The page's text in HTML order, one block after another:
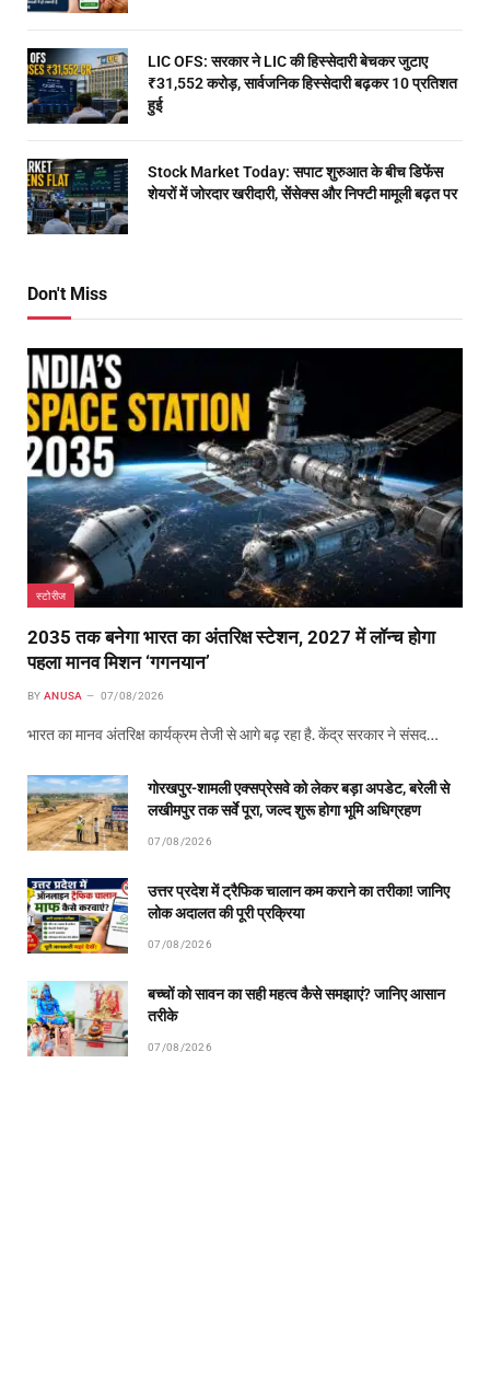
LIC OFS: सरकार ने LIC की हिस्सेदारी बेचकर जुटाए
₹31,552 करोड़, सार्वजनिक हिस्सेदारी बढ़कर 10 प्रतिशत
हुई
Stock Market Today: सपाट शुरुआत के बीच डिफेंस
शेयरों में जोरदार खरीदारी, सेंसेक्स और निफ्टी मामूली बढ़त पर
Don't Miss
स्टोरीज
2035 तक बनेगा भारत का अंतरिक्ष स्टेशन, 2027 में लॉन्च होगा
पहला मानव मिशन ‘गगनयान’
BY ANUSA 07/08/2026
भारत का मानव अंतरिक्ष कार्यक्रम तेजी से आगे बढ़ रहा है. केंद्र सरकार ने संसद…
गोरखपुर-शामली एक्सप्रेसवे को लेकर बड़ा अपडेट, बरेली से
लखीमपुर तक सर्वे पूरा, जल्द शुरू होगा भूमि अधिग्रहण
07/08/2026
उत्तर प्रदेश में ट्रैफिक चालान कम कराने का तरीका! जानिए
लोक अदालत की पूरी प्रक्रिया
07/08/2026
बच्चों को सावन का सही महत्व कैसे समझाएं? जानिए आसान
तरीके
07/08/2026